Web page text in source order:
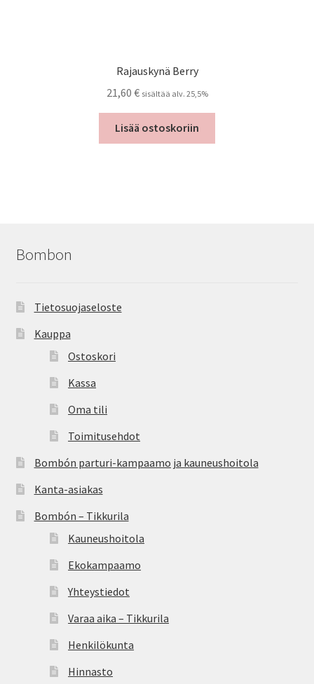
Rajauskynä Berry
21,60 € sisältää alv. 25,5%
Lisää ostoskoriin
Bombon
Tietosuojaseloste
Kauppa
Ostoskori
Kassa
Oma tili
Toimitusehdot
Bombón parturi-kampaamo ja kauneushoitola
Kanta-asiakas
Bombón – Tikkurila
Kauneushoitola
Ekokampaamo
Yhteystiedot
Varaa aika – Tikkurila
Henkilökunta
Hinnasto